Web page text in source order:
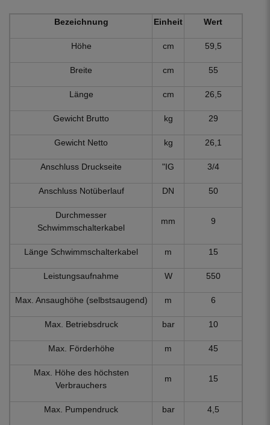
Bezeichnung Einheit Wert
Höhe cm 59,5
Breite cm 55
Länge cm 26,5
Gewicht Brutto kg 29
Gewicht Netto kg 26,1
Anschluss Druckseite "IG 3/4
Anschluss Notüberlauf DN 50
Durchmesser
Schwimmschalterkabel
mm 9
Länge Schwimmschalterkabel m 15
Leistungsaufnahme W 550
Max. Ansaughöhe (selbstsaugend) m 6
Max. Betriebsdruck bar 10
Max. Förderhöhe m 45
Max. Höhe des höchsten
Verbrauchers
m 15
Max. Pumpendruck bar 4,5